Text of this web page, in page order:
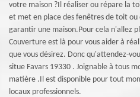
votre maison ?Il réaliser ou répare la
et met en place des fenêtres de toit ou
garantir une maison.Pour cela n'allez
Couverture est là pour vous aider à
que vous désirez. Donc qu'attendez-
situe Favars 19330 . Joignable à tous
matière .Il est disponible pour tout
locaux professionnels.